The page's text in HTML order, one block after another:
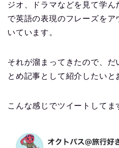
ジオ、ドラマなどを見て学
で英語の表現のフレーズを
いています。
それが溜まってきたので、だ
とめ記事として紹介したいと
こんな感じでツイートしてま